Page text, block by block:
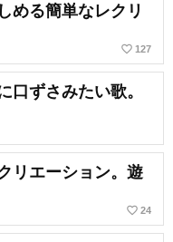
める簡単なレクリ
favorite_border 127
口ずさみたい歌。
リエーション。遊
favorite_border 24